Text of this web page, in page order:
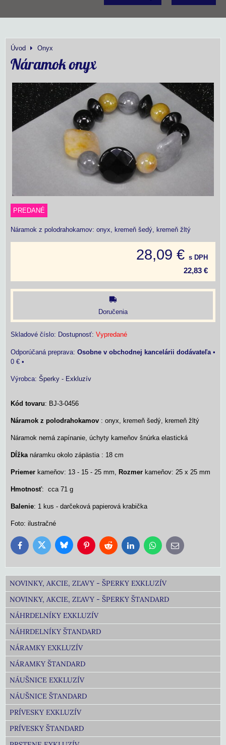
Úvod Onyx
Náramok onyx
PREDANÉ
Náramok z polodrahokamov: onyx, kremeň šedý, kremeň žltý
28,09 € s DPH
22,83 €
Doručenia
Skladové číslo: Dostupnosť: Vypredané
Osobne v obchodnej kancelárii dodávateľa•
0 € •
Výrobca: Šperky - Exkluzív
Kód tovaru: BJ-3-0456
Náramok z polodrahokamov : onyx, kremeň šedý, kremeň žltý
Náramok nemá zapínanie, úchyty kameňov šnúrka elastická
Dĺžkanáramku okolo zápästia : 18 cm
Priemer kameňov: 13 - 15 - 25 mm, Rozmer kameňov: 25 x 25 mm
Hmotnosť: cca 71 g
Balenie: 1 kus - darčeková papierová krabička
Foto: ilustračné
FacebookTwitter BlueskyPinterestReddit LinkedInWhatsApp
E-
mail
NOVINKY, AKCIE, ZĽAVY - ŠPERKY EXKLUZÍV
NOVINKY, AKCIE, ZĽAVY - ŠPERKY ŠTANDARD
NÁHRDELNÍKY EXKLUZÍV
NÁHRDELNÍKY ŠTANDARD
NÁRAMKY EXKLUZÍV
NÁRAMKY ŠTANDARD
NÁUŠNICE EXKLUZÍV
NÁUŠNICE ŠTANDARD
PRÍVESKY EXKLUZÍV
PRÍVESKY ŠTANDARD